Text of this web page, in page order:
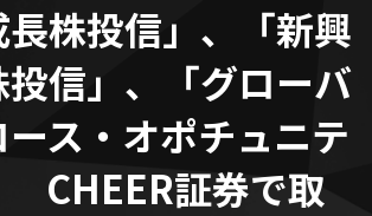
長株投信」、「新興
信」、「グローバ
ス・オポチュニテ
CHEER証券で取